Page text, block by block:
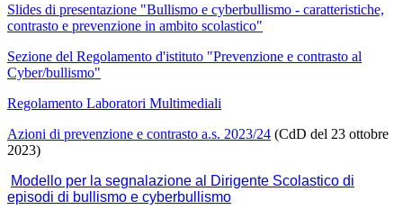
Slides di presentazione "Bullismo e cyberbullismo - caratteristiche,
contrasto e prevenzione in ambito scolastico"
Sezione del Regolamento d'istituto "Prevenzione e contrasto al
Cyber/bullismo"
Regolamento Laboratori Multimediali
Azioni di prevenzione e contrasto a.s. 2023/24 (CdD del 23 ottobre
2023)
Modello per la segnalazione al Dirigente Scolastico di
episodi di bullismo e cyberbullismo